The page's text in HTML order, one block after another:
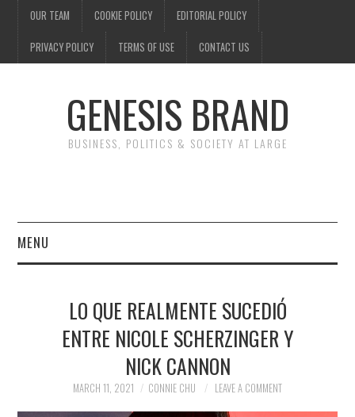
OUR TEAM COOKIE POLICY EDITORIAL POLICY
PRIVACY POLICY TERMS OF USE CONTACT US
GENESIS BRAND
BUSINESS, POLITICS & SOCIETY AT LARGE
MENU
FINANCELO QUE REALMENTE SUCEDIÓ
ENTRE NICOLE SCHERZINGER Y
NICK CANNON
MARCH 11, 2021 CONNIE CHU LEAVE A COMMENT